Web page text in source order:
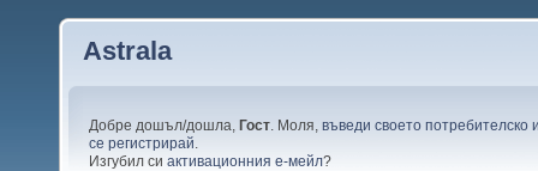
Astrala
Добре дошъл/дошла, Гост . Моля, въведи своето потребителско
се регистрирай
Изгубил си активационния е-мейл?